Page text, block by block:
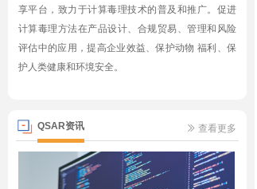
享平台，致力于计算毒理技术的普及和推广。促进
计算毒理方法在产品设计、合规贸易、管理和风险
评估中的应用，提高企业效益、保护动物 福利、保
护人类健康和环境安全。
ꅀ 查看更多
QSAR资讯